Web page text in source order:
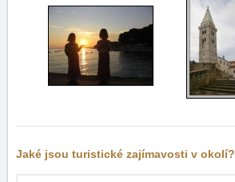
Jaké jsou turistické zajímavosti v okolí?